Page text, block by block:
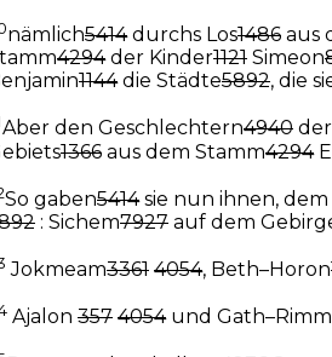
nämlich5414durchs Los1486 aus
4294der Kinder1121 Simeon
1144die Städte5892, die
Aber den Geschlechtern4940
1366 aus dem Stamm4294
So gaben5414sie nun ihnen,
: Sichem7927 auf dem
Jokmeam3361 4054, Beth–Horon
Ajalon 357 4054und